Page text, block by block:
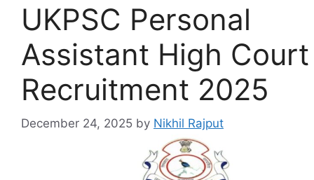
UKPSC Personal
Assistant High Court
Recruitment 2025
December 24, 2025 by Nikhil Rajput